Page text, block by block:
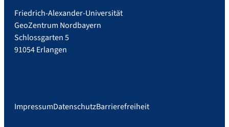
Friedrich-Alexander-Universität
GeoZentrum Nordbayern
Schlossgarten 5
91054 Erlangen
ImpressumDatenschutzBarrierefreiheit